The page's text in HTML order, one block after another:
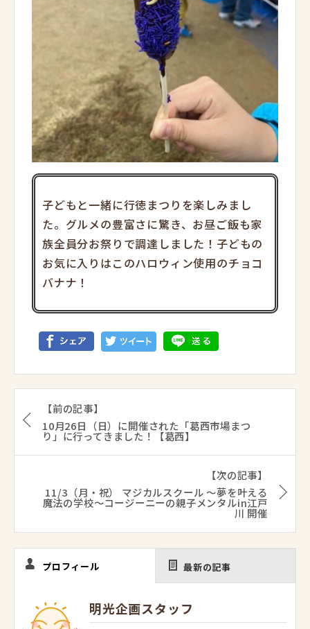
子どもと一緒に行徳まつりを楽しみまし
た。グルメの豊富さに驚き、お昼ご飯も家
族全員分お祭りで調達しました！子どもの
お気に入りはこのハロウィン使用のチョコ
バナナ！
【前の記事】
10月26日（日）に開催された「葛西市場まつ
り」に行ってきました！【葛西】
【次の記事】
11/3（月・祝） マジカルスクール 〜夢を叶える
魔法の学校〜コージーニーの親子メンタルin江戸
川 開催
プロフィール 最新の記事
明光企画スタッフ